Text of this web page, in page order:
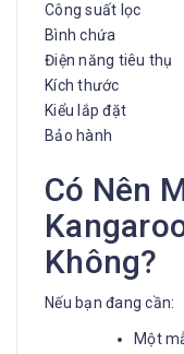
Công suất lọc
Bình chứa
Điện năng tiêu thụ
Kích thước
Kiểu lắp đặt
Bảo hành
Có Nên
Không?
Nếu bạn đang cần:
Một